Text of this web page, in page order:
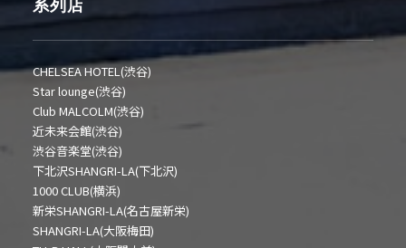
系列店
CHELSEA HOTEL(渋谷)
Star lounge(渋谷)
Club MALCOLM(渋谷)
近未来会館(渋谷)
渋谷音楽堂(渋谷)
下北沢SHANGRI-LA(下北沢)
1000 CLUB(横浜)
新栄SHANGRI-LA(名古屋新栄)
SHANGRI-LA(大阪梅田)